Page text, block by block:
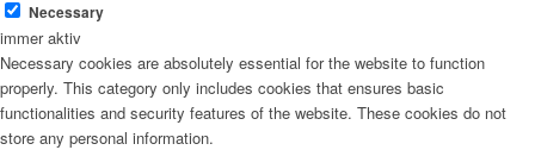
Necessary
immer aktiv
Necessary cookies are absolutely essential for the website to function
properly. This category only includes cookies that ensures basic
functionalities and security features of the website. These cookies do not
store any personal information.